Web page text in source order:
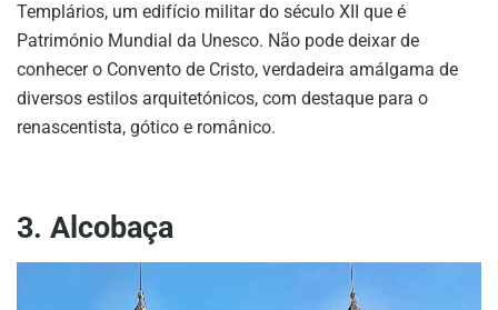
Templários, um edifício militar do século XII que é
Património Mundial da Unesco. Não pode deixar de
conhecer o Convento de Cristo, verdadeira amálgama de
diversos estilos arquitetónicos, com destaque para o
renascentista, gótico e românico.
3. Alcobaça